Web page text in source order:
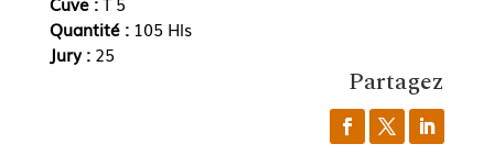
Quantité : 105 Hls
Jury : 25
Partagez